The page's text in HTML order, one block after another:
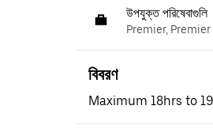
উপযুক্ত পরিষেবাগুলি
Premier, Premier
বিবরণ
Maximum 18hrs to